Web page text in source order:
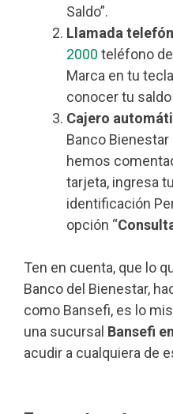
Saldo”.
Llamada
2000 teléfono
Marca en tu
conocer tu
Cajero
Banco
hemos
tarjeta, ingresa
identificación
opción “
Ten en cuenta, que lo
Banco del Bienestar,
como Bansefi, es lo
una sucursal Bansefi
acudir a cualquiera de